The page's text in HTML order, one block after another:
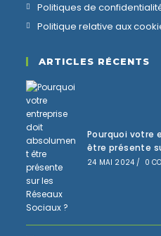
Politiques de
Politique relative aux
ARTICLES RÉCENTS
Pourquoi votre
être présente
24 MAI 2024 / 0